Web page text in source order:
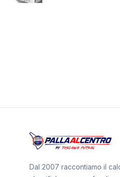
Dal 2007 raccontiamo il